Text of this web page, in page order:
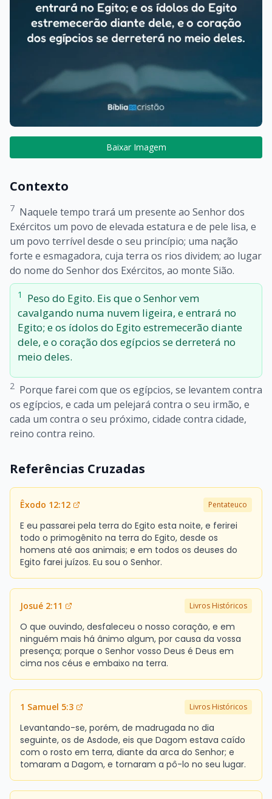
Baixar Imagem
Contexto
7 Naquele tempo trará um presente ao Senhor dos
Exércitos um povo de elevada estatura e de pele lisa, e
um povo terrível desde o seu princípio; uma nação
forte e esmagadora, cuja terra os rios dividem; ao lugar
do nome do Senhor dos Exércitos, ao monte Sião.
1
Peso do Egito. Eis que o Senhor vem
cavalgando numa nuvem ligeira, e entrará no
Egito; e os ídolos do Egito estremecerão diante
dele, e o coração dos egípcios se derreterá no
meio deles.
2 Porque farei com que os egípcios, se levantem contra
os egípcios, e cada um pelejará contra o seu irmão, e
cada um contra o seu próximo, cidade contra cidade,
reino contra reino.
Referências Cruzadas
Êxodo 12:12 Pentateuco
E eu passarei pela terra do Egito esta noite, e ferirei
todo o primogênito na terra do Egito, desde os
homens até aos animais; e em todos os deuses do
Egito farei juízos. Eu sou o Senhor.
Josué 2:11 Livros Históricos
O que ouvindo, desfaleceu o nosso coração, e em
ninguém mais há ânimo algum, por causa da vossa
presença; porque o Senhor vosso Deus é Deus em
cima nos céus e embaixo na terra.
1 Samuel 5:3 Livros Históricos
Levantando-se, porém, de madrugada no dia
seguinte, os de Asdode, eis que Dagom estava caído
com o rosto em terra, diante da arca do Senhor; e
tomaram a Dagom, e tornaram a pô-lo no seu lugar.